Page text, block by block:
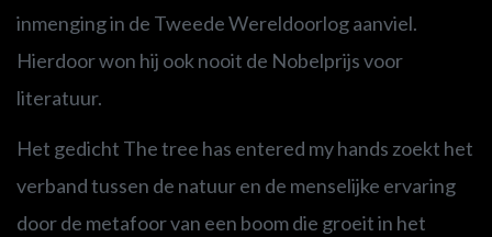
inmenging in de Tweede Wereldoorlog aanviel.
Hierdoor won hij ook nooit de Nobelprijs voor
literatuur.
Het gedicht The tree has entered my hands zoekt het
verband tussen de natuur en de menselijke ervaring
door de metafoor van een boom die groeit in het